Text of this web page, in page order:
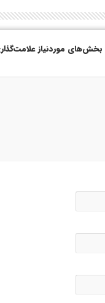
بخش‌های موردنیاز